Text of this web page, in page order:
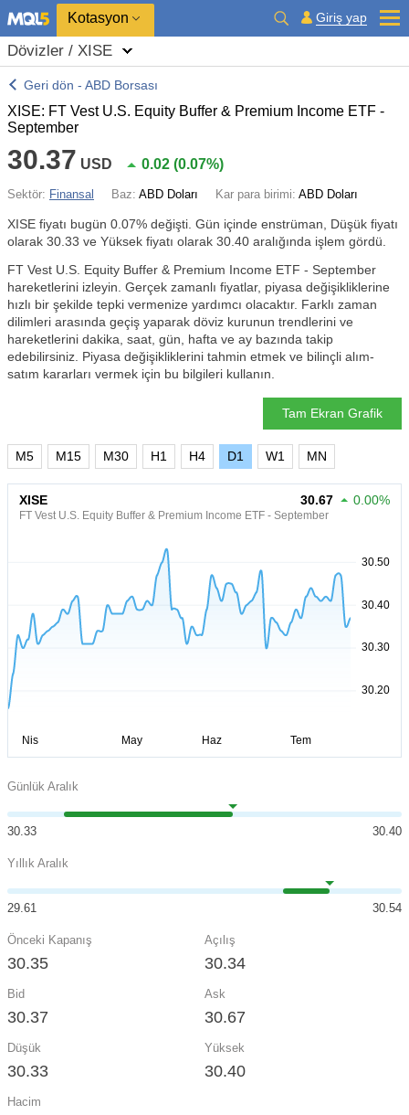
Kotasyon Giriş yap
Dövizler / XISE
Geri dön - ABD Borsası
XISE: FT Vest U.S. Equity Buffer & Premium Income ETF -
September
30.37 USD 0.02 (0.07%)
Sektör: Finansal Baz: ABD Doları Kar para birimi: ABD Doları
XISE fiyatı bugün 0.07% değişti. Gün içinde enstrüman, Düşük fiyatı
olarak 30.33 ve Yüksek fiyatı olarak 30.40 aralığında işlem gördü.
FT Vest U.S. Equity Buffer & Premium Income ETF - September
hareketlerini izleyin. Gerçek zamanlı fiyatlar, piyasa değişikliklerine
hızlı bir şekilde tepki vermenize yardımcı olacaktır. Farklı zaman
dilimleri arasında geçiş yaparak döviz kurunun trendlerini ve
hareketlerini dakika, saat, gün, hafta ve ay bazında takip
edebilirsiniz. Piyasa değişikliklerini tahmin etmek ve bilinçli alım-
satım kararları vermek için bu bilgileri kullanın.
Tam Ekran Grafik
M5 M15 M30 H1 H4 D1 W1 MN
XISE
FT Vest U.S. Equity Buffer & Premium Income ETF - September
30.67 0.00%
Günlük Aralık
30.33 30.40
Yıllık Aralık
29.61 30.54
Önceki Kapanış
30.35
Açılış
30.34
Bid
30.37
Ask
30.67
Düşük
30.33
Yüksek
30.40
Hacim